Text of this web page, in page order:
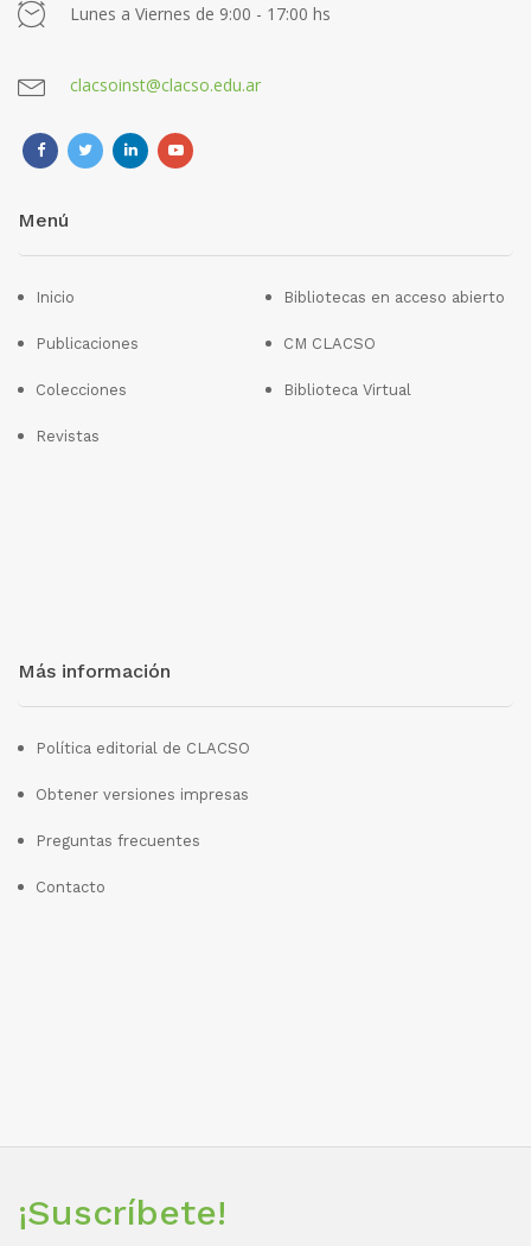
Lunes a Viernes de 9:00 - 17:00 hs
clacsoinst@clacso.edu.ar
Menú
Inicio
Publicaciones
Colecciones
Revistas
Bibliotecas en acceso abierto
CM CLACSO
Biblioteca Virtual
Más información
Política editorial de CLACSO
Obtener versiones impresas
Preguntas frecuentes
Contacto
¡Suscríbete!